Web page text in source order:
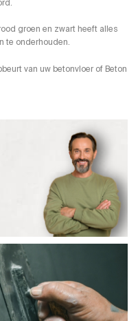
groen en zwart heeft alles
te onderhouden.
van uw betonvloer of Beton